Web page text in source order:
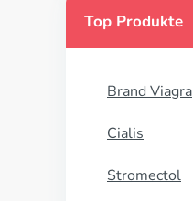
Top Produkte
Brand Viagra
Cialis
Stromectol